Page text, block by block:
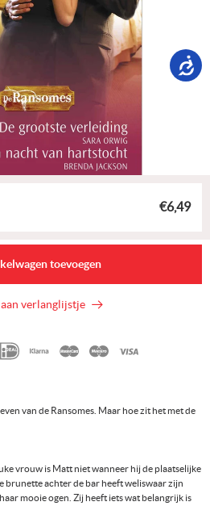
van de Ransomes. Maar hoe zit het met de
vrouw is Matt niet wanneer hij de plaatselijke
brunette achter de bar heeft weliswaar zijn
mooie ogen. Zij heeft iets wat belangrijk is
€6,49
toevoegen
verlanglijstje